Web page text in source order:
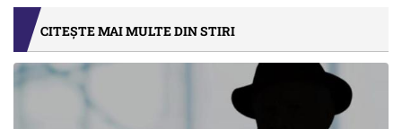
CITEȘTE MAI MULTE DIN STIRI